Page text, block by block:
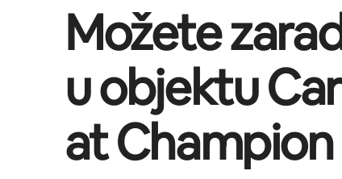
Možete
u objektu
at